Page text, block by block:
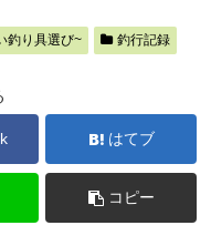
釣り具選び~ 釣行記録
はてブ
コピー